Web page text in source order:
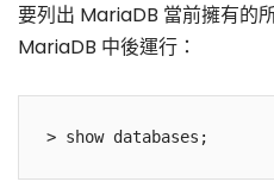
要列出 MariaDB 當前擁有的
MariaDB 中後運行：